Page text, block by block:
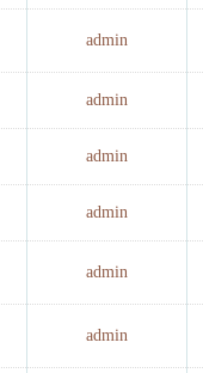
admin
admin
admin
admin
admin
admin